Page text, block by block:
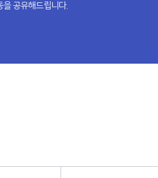
을 공유해드립니다.